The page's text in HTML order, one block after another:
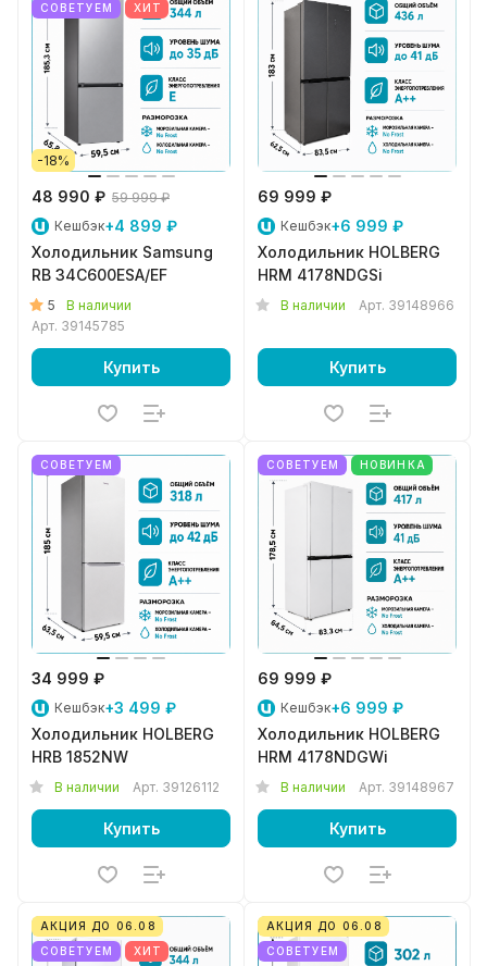
СОВЕТУЕМ
ХИТ
-18%
48 990 ₽ 59 999 ₽
Кешбэк+4 899 ₽
Холодильник Samsung
RB 34C600ESA/EF
5
В наличии
Арт. 39145785
Купить
69 999 ₽
Кешбэк+6 999 ₽
Холодильник HOLBERG
HRM 4178NDGSi
В наличии Арт. 39148966
Купить
СОВЕТУЕМ
34 999 ₽
Кешбэк+3 499 ₽
Холодильник HOLBERG
HRB 1852NW
В наличии Арт. 39126112
Купить
СОВЕТУЕМ НОВИНКА
69 999 ₽
Кешбэк+6 999 ₽
Холодильник HOLBERG
HRM 4178NDGWi
В наличии Арт. 39148967
Купить
АКЦИЯ ДО 06.08
СОВЕТУЕМ
ХИТ
АКЦИЯ ДО 06.08
СОВЕТУЕМ